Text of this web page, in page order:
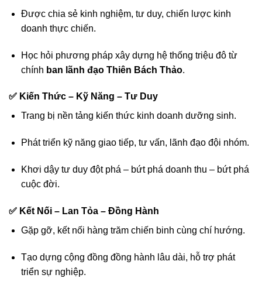
Được chia sẻ kinh nghiệm, tư duy, chiến lược kinh
doanh thực chiến.
Học hỏi phương pháp xây dựng hệ thống triệu đô từ
chính ban lãnh đạo Thiên Bách Thảo.
✅ Kiến Thức – Kỹ Năng – Tư Duy
Trang bị nền tảng kiến thức kinh doanh dưỡng sinh.
Phát triển kỹ năng giao tiếp, tư vấn, lãnh đạo đội nhóm.
Khơi dậy tư duy đột phá – bứt phá doanh thu – bứt phá
cuộc đời.
✅ Kết Nối – Lan Tỏa – Đồng Hành
Gặp gỡ, kết nối hàng trăm chiến binh cùng chí hướng.
Tạo dựng cộng đồng đồng hành lâu dài, hỗ trợ phát
triển sự nghiệp.